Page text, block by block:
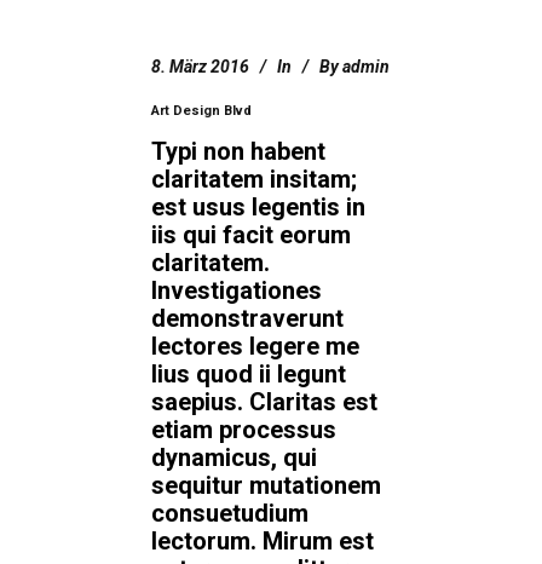
8. März 2016 In Byadmin
Art Design Blvd
Typi non habent
claritatem insitam;
est usus legentis in
iis qui facit eorum
claritatem.
Investigationes
demonstraverunt
lectores legere me
lius quod ii legunt
saepius. Claritas est
etiam processus
dynamicus, qui
sequitur mutationem
consuetudium
lectorum. Mirum est